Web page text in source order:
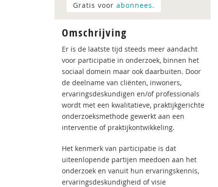
Gratis voor abonnees.
Omschrijving
Er is de laatste tijd steeds meer aandacht
voor participatie in onderzoek, binnen het
sociaal domein maar ook daarbuiten. Door
de deelname van cliënten, inwoners,
ervaringsdeskundigen en/of professionals
wordt met een kwalitatieve, praktijkgerichte
onderzoeksmethode gewerkt aan een
interventie of praktijkontwikkeling.
Het kenmerk van participatie is dat
uiteenlopende partijen meedoen aan het
onderzoek en vanuit hun ervaringskennis,
ervaringsdeskundigheid of visie